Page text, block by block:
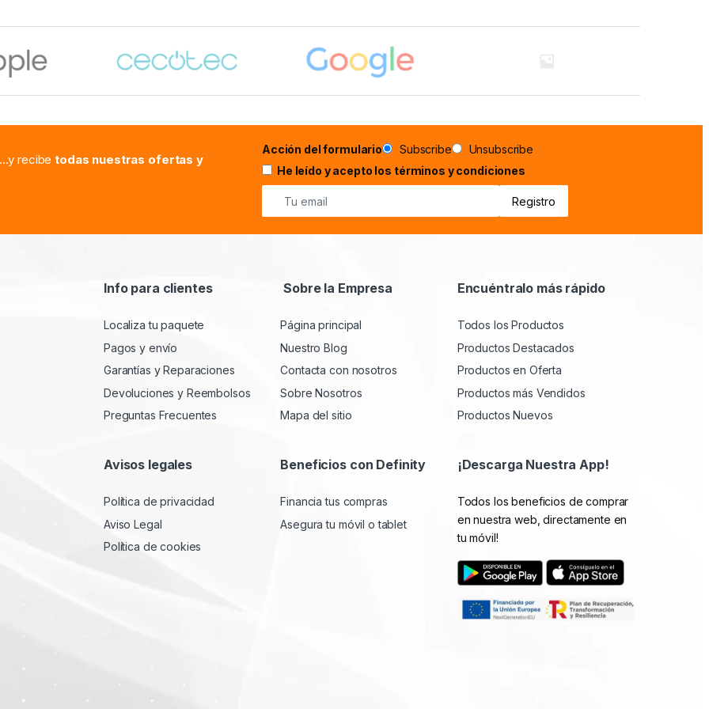
...y recibetodas nuestras ofertas y
Acción del formulario Subscribe
Unsubscribe
He leído y acepto los términos y condiciones
Info para clientes
Localiza tu paquete
Pagos y envío
Garantías y Reparaciones
Devoluciones y Reembolsos
Preguntas Frecuentes
Sobre la Empresa
Página principal
Nuestro Blog
Contacta con nosotros
Sobre Nosotros
Mapa del sitio
Encuéntralo más rápido
Todos los Productos
Productos Destacados
Productos en Oferta
Productos más Vendidos
Productos Nuevos
Avisos legales
Política de privacidad
Aviso Legal
Política de cookies
Beneficios con Definity
Financia tus compras
Asegura tu móvil o tablet
¡Descarga Nuestra App!
Todos los beneficios de comprar
en nuestra web, directamente en
tu móvil!